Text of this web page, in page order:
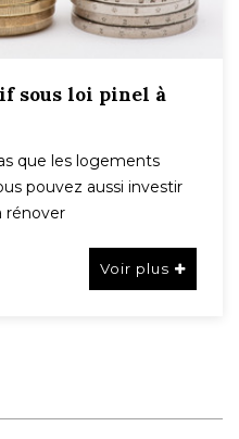
sous loi pinel à
que les logements
pouvez aussi investir
rénover
Voir plus